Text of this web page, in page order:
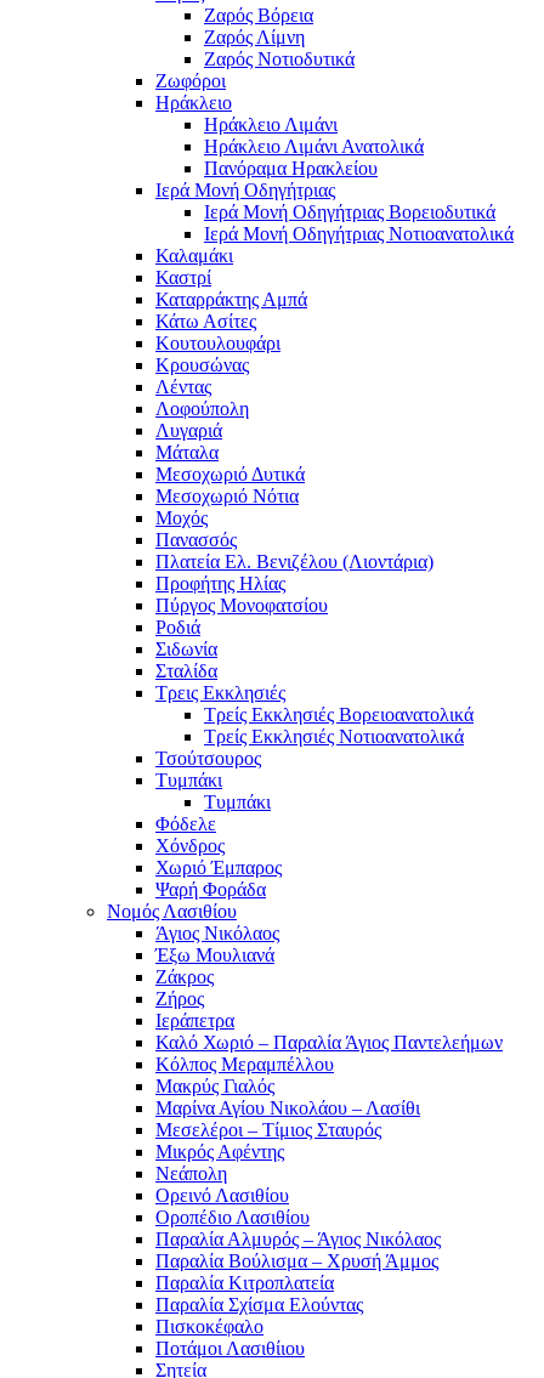
Ζαρός Βόρεια
Ζαρός Λίμνη
Ζαρός Νοτιοδυτικά
Ζωφόροι
Ηράκλειο
Ηράκλειο Λιμάνι
Ηράκλειο Λιμάνι Ανατολικά
Πανόραμα Ηρακλείου
Ιερά Μονή Οδηγήτριας
Ιερά Μονή Οδηγήτριας Βορειοδυτικά
Ιερά Μονή Οδηγήτριας Νοτιοανατολικά
Καλαμάκι
Καστρί
Καταρράκτης Αμπά
Κάτω Ασίτες
Κουτουλουφάρι
Κρουσώνας
Λέντας
Λοφούπολη
Λυγαριά
Μάταλα
Μεσοχωριό Δυτικά
Μεσοχωριό Νότια
Μοχός
Πανασσός
Πλατεία Ελ. Βενιζέλου (Λιοντάρια)
Προφήτης Ηλίας
Πύργος Μονοφατσίου
Ροδιά
Σιδωνία
Σταλίδα
Τρεις Εκκλησιές
Τρείς Εκκλησιές Βορειοανατολικά
Τρείς Εκκλησιές Νοτιοανατολικά
Τσούτσουρος
Τυμπάκι
Τυμπάκι
Φόδελε
Χόνδρος
Χωριό Έμπαρος
Ψαρή Φοράδα
Νομός Λασιθίου
Άγιος Νικόλαος
Έξω Μουλιανά
Ζάκρος
Ζήρος
Ιεράπετρα
Καλό Χωριό – Παραλία Άγιος Παντελεήμων
Κόλπος Μεραμπέλλου
Μακρύς Γιαλός
Μαρίνα Αγίου Νικολάου – Λασίθι
Μεσελέροι – Τίμιος Σταυρός
Μικρός Αφέντης
Νεάπολη
Ορεινό Λασιθίου
Οροπέδιο Λασιθίου
Παραλία Αλμυρός – Άγιος Νικόλαος
Παραλία Βούλισμα – Χρυσή Άμμος
Παραλία Κιτροπλατεία
Παραλία Σχίσμα Ελούντας
Πισκοκέφαλο
Ποτάμοι Λασιθίιου
Σητεία